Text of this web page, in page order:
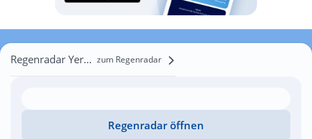
Regenradar Yerëmino zum Regenradar
Regenradar öffnen